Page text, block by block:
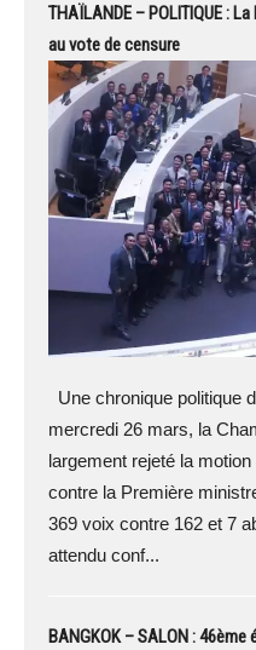
THAÏLANDE – POLITIQUE :
au vote de censure
Une chronique politique
mercredi 26 mars, la
largement rejeté la
contre la Première
369 voix contre 162 et 7
attendu conf...
BANGKOK – SALON :